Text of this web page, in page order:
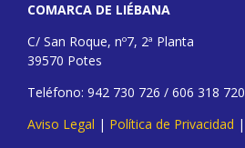
COMARCA DE LIÉBANA
C/ San Roque, nº7, 2ª Planta
39570 Potes
Teléfono: 942 730 726 / 606 318 720
Aviso Legal | Política de Privacidad |